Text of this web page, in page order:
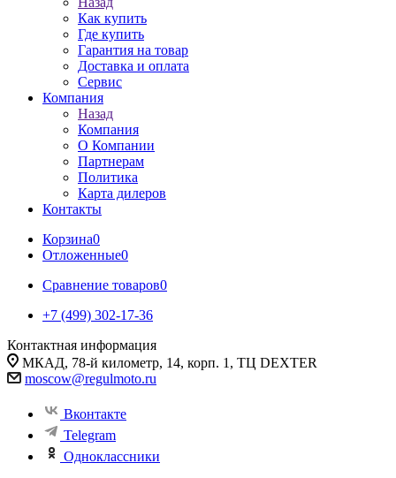
Как купить
Где купить
Гарантия на товар
Доставка и оплата
Сервис
Компания
Назад
Компания
О Компании
Партнерам
Политика
Карта дилеров
Контакты
Корзина0
Отложенные0
Сравнение товаров0
+7 (499) 302-17-36
Контактная информация
МКАД, 78-й километр, 14, корп. 1, ТЦ DEXTER
moscow@regulmoto.ru
Вконтакте
Telegram
Одноклассники